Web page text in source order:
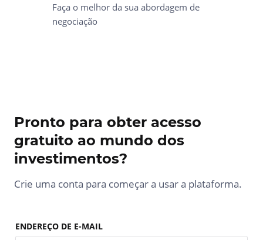
Faça o melhor da sua abordagem de
negociação
Pronto para obter acesso
gratuito ao mundo dos
investimentos?
Crie uma conta para começar a usar a plataforma.
ENDEREÇO DE E-MAIL